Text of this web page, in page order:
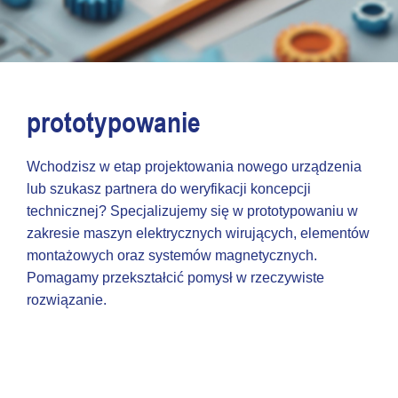
prototypowanie
Wchodzisz w etap projektowania nowego urządzenia
lub szukasz partnera do weryfikacji koncepcji
technicznej? Specjalizujemy się w prototypowaniu w
zakresie maszyn elektrycznych wirujących, elementów
montażowych oraz systemów magnetycznych.
Pomagamy przekształcić pomysł w rzeczywiste
rozwiązanie.